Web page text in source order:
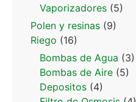
Vaporizadores (5)
Polen y resinas (9)
Riego (16)
Bombas de Agua (3)
Bombas de Aire (5)
Depositos (4)